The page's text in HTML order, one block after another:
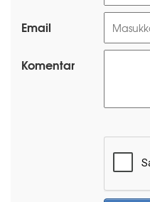
Email
Komentar